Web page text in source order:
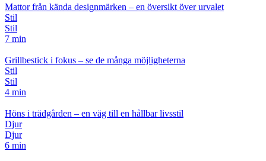
Mattor från kända designmärken – en översikt över urvalet
Stil
Stil
7 min
Grillbestick i fokus – se de många möjligheterna
Stil
Stil
4 min
Höns i trädgården – en väg till en hållbar livsstil
Djur
Djur
6 min